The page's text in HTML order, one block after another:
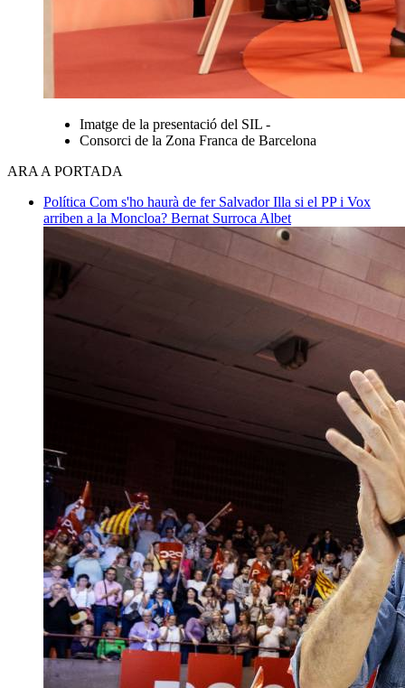
Imatge de la presentació del SIL -
Consorci de la Zona Franca de Barcelona
ARA A PORTADA
Política Com s'ho haurà de fer Salvador Illa si el PP i Vox
arriben a la Moncloa? Bernat Surroca Albet